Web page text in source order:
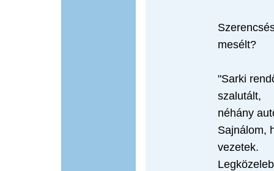
mesélt?
"Sarki
szalutált,
néhány
Sajnálom,
vezetek.